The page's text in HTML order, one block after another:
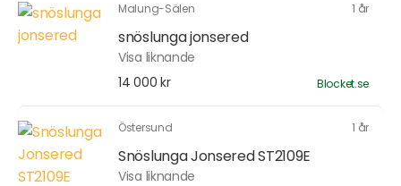
Malung-Sälen 1 år
snöslunga jonsered
Visa liknande
14 000 kr
Blocket.se
Östersund 1 år
Snöslunga Jonsered ST2109E
Visa liknande